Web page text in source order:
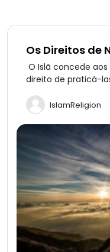
Os Direitos de
Islã (parte 5
Liberdade de
O Islã concede
direito de praticá-
religião.”IslamReligion